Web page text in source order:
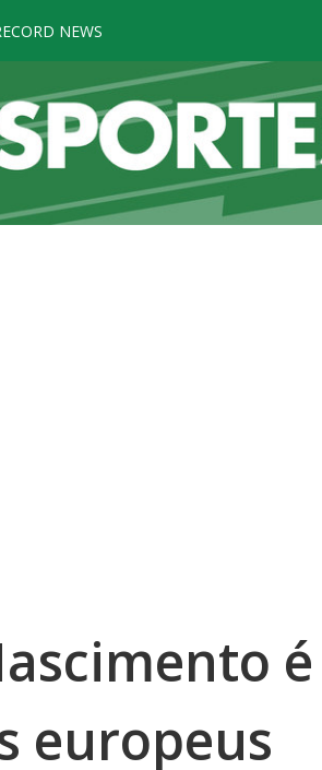
NEWS
é
europeus